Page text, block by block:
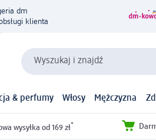
dm
klienta
Wyszukaj i znajdź
& perfumy Włosy Mężczyzna
wysyłka od 169 zł*